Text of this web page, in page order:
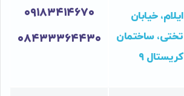
ایلام، خیابان
تختی، ساختمان
کریستال ۹
۰۹۱۸۳۴۱۴۶۷۰
۰۸۴۳۳۳۶۴۴۳۰